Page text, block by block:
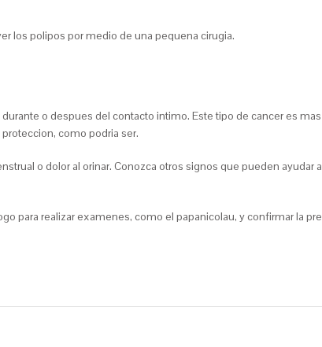
los polipos por medio de una pequena cirugia.
o despues del contacto intimo. Este tipo de cancer es
como podri­a ser.
o dolor al orinar. Conozca otros signos que pueden ayudar
para realizar examenes, como el papanicolau, y confirmar la